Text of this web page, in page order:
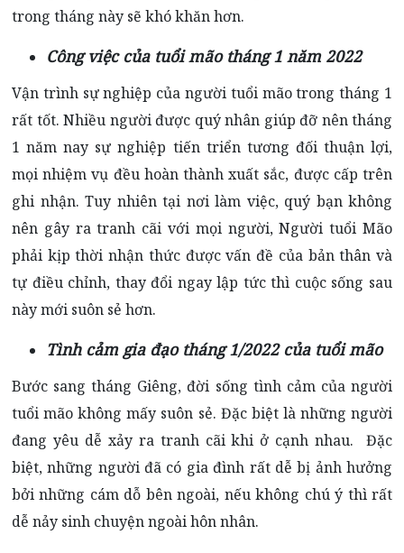
trong tháng này sẽ khó khăn hơn.
Công việc của tuổi mão tháng 1 năm 2022
Vận trình sự nghiệp của người tuổi mão trong tháng 1
rất tốt. Nhiều người được quý nhân giúp đỡ nên tháng
1 năm nay sự nghiệp tiến triển tương đối thuận lợi,
mọi nhiệm vụ đều hoàn thành xuất sắc, được cấp trên
ghi nhận. Tuy nhiên tại nơi làm việc, quý bạn không
nên gây ra tranh cãi với mọi người, Người tuổi Mão
phải kịp thời nhận thức được vấn đề của bản thân và
tự điều chỉnh, thay đổi ngay lập tức thì cuộc sống sau
này mới suôn sẻ hơn.
Tình cảm gia đạo tháng 1/2022 của tuổi mão
Bước sang tháng Giêng, đời sống tình cảm của người
tuổi mão không mấy suôn sẻ. Đặc biệt là những người
đang yêu dễ xảy ra tranh cãi khi ở cạnh nhau. Đặc
biệt, những người đã có gia đình rất dễ bị ảnh hưởng
bởi những cám dỗ bên ngoài, nếu không chú ý thì rất
dễ nảy sinh chuyện ngoài hôn nhân.